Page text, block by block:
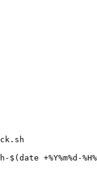
+%Y%m%d-